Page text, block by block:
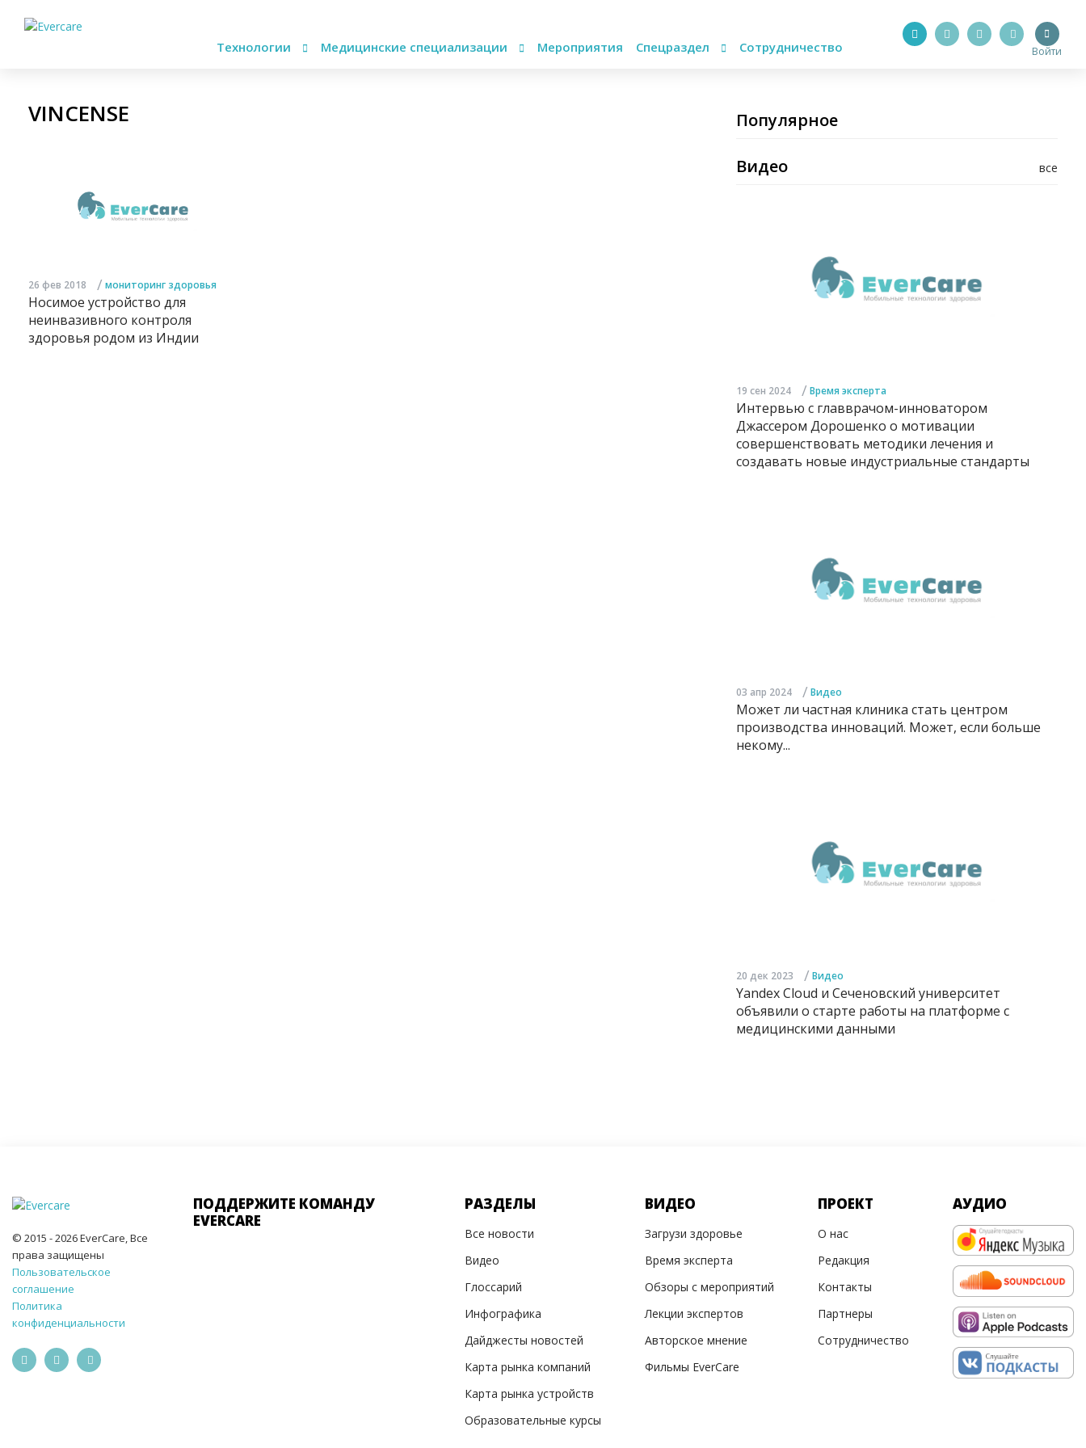
Технологии Медицинские специализации Мероприятия Спецраздел Сотрудничество Войти
VINCENSE
26 фев 2018 / мониторинг здоровья
Носимое устройство для
неинвазивного контроля
здоровья родом из Индии
Популярное
все
Видео
19 сен 2024 / Время эксперта
Интервью с главврачом-инноватором
Джассером Дорошенко о мотивации
совершенствовать методики лечения и
создавать новые индустриальные стандарты
03 апр 2024 / Видео
Может ли частная клиника стать центром
производства инноваций. Может, если больше
некому...
20 дек 2023 / Видео
Yandex Cloud и Сеченовский университет
объявили о старте работы на платформе с
медицинскими данными
© 2015 - 2026 EverCare, Все
права защищены
Пользовательское
соглашение
Политика
конфиденциальности
ПОДДЕРЖИТЕ КОМАНДУ
EVERCARE
РАЗДЕЛЫ
Все новости
Видео
Глоссарий
Инфографика
Дайджесты новостей
Карта рынка компаний
Карта рынка устройств
Образовательные курсы
ВИДЕО
Загрузи здоровье
Время эксперта
Обзоры с мероприятий
Лекции экспертов
Авторское мнение
Фильмы EverCare
ПРОЕКТ
О нас
Редакция
Контакты
Партнеры
Сотрудничество
АУДИО